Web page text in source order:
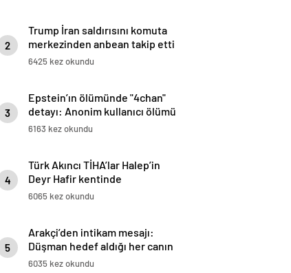
2
Trump İran saldırısını komuta
merkezinden anbean takip etti
6425 kez okundu
3
Epstein’ın ölümünde "4chan"
detayı: Anonim kullanıcı ölümü
yarım saat önce duyurmuş
6163 kez okundu
4
Türk Akıncı TİHA’lar Halep’in
Deyr Hafir kentinde
6065 kez okundu
5
Arakçi’den intikam mesajı:
Düşman hedef aldığı her canın
bedelini ödeyecek
6035 kez okundu